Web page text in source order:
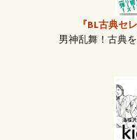
『BL古典セ
男神乱舞！古典